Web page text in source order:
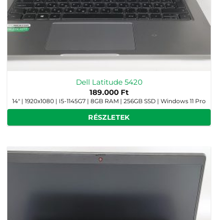
Dell Latitude 5420
189.000 Ft
14" | 1920x1080 | I5-1145G7 | 8GB RAM | 256GB SSD | Windows 11 Pro
RÉSZLETEK